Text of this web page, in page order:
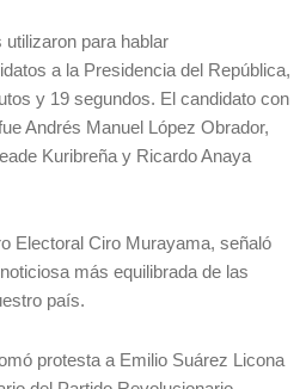
utilizaron para hablar
a la Presidencia del República,
y 19 segundos. El candidato con
Andrés Manuel López Obrador,
Kuribreña y Ricardo Anaya
Electoral Ciro Murayama, señaló
más equilibrada de las
país.
protesta a Emilio Suárez Licona